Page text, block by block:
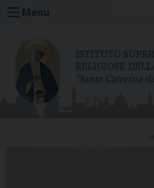
Menu
ISTITUTO
RELIGIOSE
"Santa Caterina